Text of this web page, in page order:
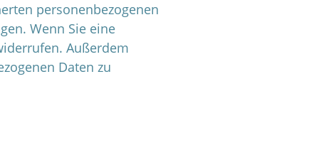
personenbezogenen
Wenn Sie eine
Außerdem
Daten zu